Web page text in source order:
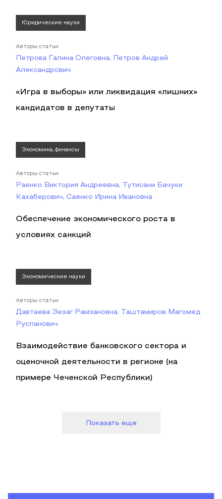
Юридические науки
Авторы статьи
Петрова Галина Олеговна, Петров Андрей
Александрович
«Игра в выборы» или ликвидация «лишних»
кандидатов в депутаты
Экономика, финансы
Авторы статьи
Раенко Виктория Андреевна, Тутисани Бачуки
Кахаберович, Саенко Ирина Ивановна
Обеспечение экономического роста в
условиях санкций
Экономические науки
Авторы статьи
Давтаева Зезаг Рамзановна, Таштамиров Магомед
Русланович
Взаимодействие банковского сектора и
оценочной деятельности в регионе (на
примере Чеченской Республики)
Показать еще